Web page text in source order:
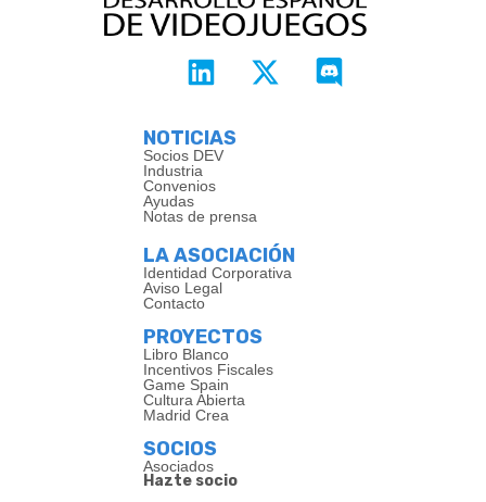
NOTICIAS
Socios DEV
Industria
Convenios
Ayudas
Notas de prensa
LA ASOCIACIÓN
Identidad Corporativa
Aviso Legal
Contacto
PROYECTOS
Libro Blanco
Incentivos Fiscales
Game Spain
Cultura Abierta
Madrid Crea
SOCIOS
Asociados
Hazte socio